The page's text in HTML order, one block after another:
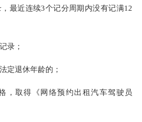
最近连续3个记分周期内没有记满12
录；
退休年龄的；
取得《网络预约出租汽车驾驶员